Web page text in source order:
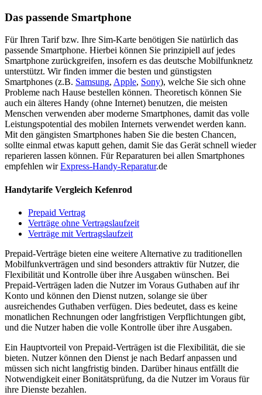
Das passende Smartphone
Für Ihren Tarif bzw. Ihre Sim-Karte benötigen Sie natürlich das
passende Smartphone. Hierbei können Sie prinzipiell auf jedes
Smartphone zurückgreifen, insofern es das deutsche Mobilfunknetz
unterstützt. Wir finden immer die besten und günstigsten
Smartphones (z.B. Samsung, Apple, Sony), welche Sie sich ohne
Probleme nach Hause bestellen können. Theoretisch können Sie
auch ein älteres Handy (ohne Internet) benutzen, die meisten
Menschen verwenden aber moderne Smartphones, damit das volle
Leistungspotential des mobilen Internets verwendet werden kann.
Mit den gängisten Smartphones haben Sie die besten Chancen,
sollte einmal etwas kaputt gehen, damit Sie das Gerät schnell wieder
reparieren lassen können. Für Reparaturen bei allen Smartphones
empfehlen wirExpress-Handy-Reparatur.de
Handytarife Vergleich Kefenrod
Prepaid Vertrag
Verträge ohne Vertragslaufzeit
Verträge mit Vertragslaufzeit
Prepaid-Verträge bieten eine weitere Alternative zu traditionellen
Mobilfunkverträgen und sind besonders attraktiv für Nutzer, die
Flexibilität und Kontrolle über ihre Ausgaben wünschen. Bei
Prepaid-Verträgen laden die Nutzer im Voraus Guthaben auf ihr
Konto und können den Dienst nutzen, solange sie über
ausreichendes Guthaben verfügen. Dies bedeutet, dass es keine
monatlichen Rechnungen oder langfristigen Verpflichtungen gibt,
und die Nutzer haben die volle Kontrolle über ihre Ausgaben.
Ein Hauptvorteil von Prepaid-Verträgen ist die Flexibilität, die sie
bieten. Nutzer können den Dienst je nach Bedarf anpassen und
müssen sich nicht langfristig binden. Darüber hinaus entfällt die
Notwendigkeit einer Bonitätsprüfung, da die Nutzer im Voraus für
ihre Dienste bezahlen.